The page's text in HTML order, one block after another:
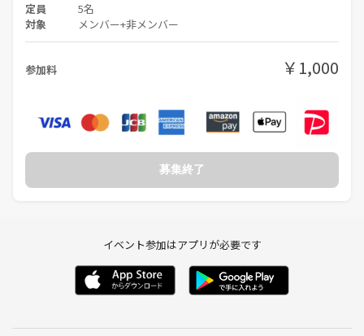
定員 5名
対象 メンバー+非メンバー
参加料 ￥1,000
募集終了
イベント参加はアプリが必要です